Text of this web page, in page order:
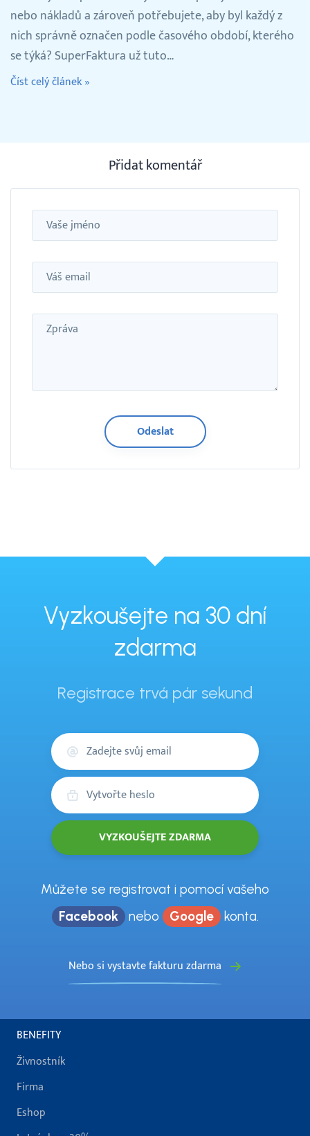
nebo nákladů a zároveň potřebujete, aby byl každý z
nich správně označen podle časového období, kterého
se týká? SuperFaktura už tuto…
Číst celý článek »
Přidat komentář
Jméno
Email
Zpráva
Vyzkoušejte na 30 dní
zdarma
Registrace trvá pár sekund
Váš
Můžete se registrovat i pomocí vašeho
Facebook nebo Google konta.
Nebo si vystavte fakturu zdarma
BENEFITY
Živnostník
Firma
Eshop